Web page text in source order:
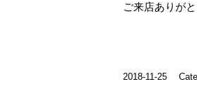
ご来店ありが
2018-11-25